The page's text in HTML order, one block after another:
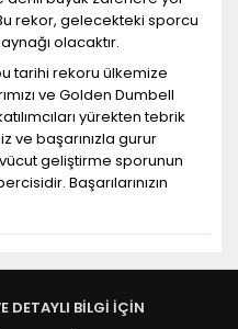
rekor, gelecekteki sporcu
olacaktır.
tarihi rekoru ülkemize
ve Golden Dumbell
yürekten tebrik
ve başarınızla gurur
geliştirme sporunun
Başarılarınızın
DETAYLI BİLGİ İÇİN